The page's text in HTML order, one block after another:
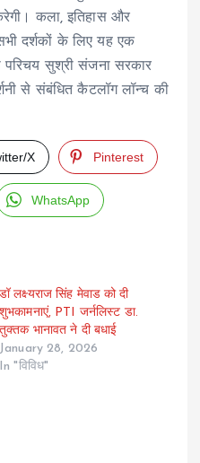
कला, इतिहास और
दर्शकों के लिए यह एक
परिचय सुश्री संजना सरकार
से संबंधित कैटलॉग लॉन्च की
X Pinterest
WhatsApp
डॉ लक्ष्यराज सिंह मेवाड को दी
शुभकामनाएं, PTI जर्नलिस्ट डा.
तुक्तक भानावत ने दी बधाई
January 28, 2026
In "विविध"